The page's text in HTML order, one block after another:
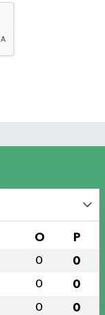
O P
0 0
0 0
0 0